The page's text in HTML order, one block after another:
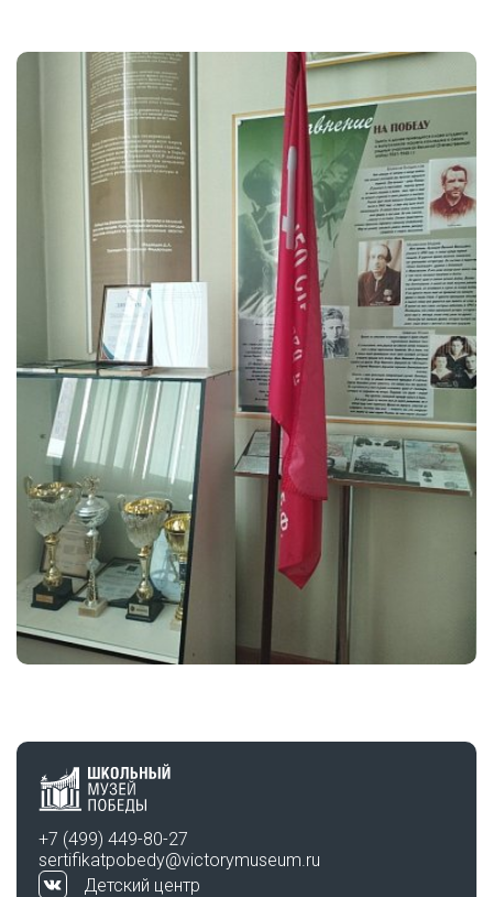
+7 (499) 449-80-27
sertifikatpobedy@victorymuseum.ru
Детский центр